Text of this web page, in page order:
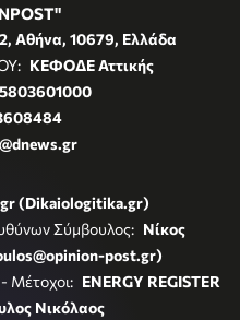
Αθήνα, 10679, Ελλάδα
ΚΕΦΟΔΕ Αττικής
(Dikaiologitika.gr)
Σύμβουλος: Νίκος
post.gr)
- Μέτοχοι: ENERGY REGISTER
Νικόλαος